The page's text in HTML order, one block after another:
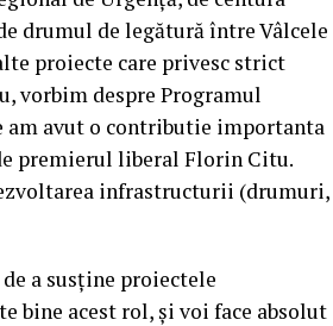
drumul de legătură între Vâlcele
proiecte care privesc strict
vorbim despre Programul
am avut o contributie importanta
premierul liberal Florin Citu.
infrastructurii (drumuri,
a susține proiectele
bine acest rol, și voi face absolut